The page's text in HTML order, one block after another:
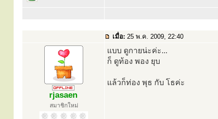
เมื่อ: 25 พ.ค. 2009, 22:40
rjasaen
สมาชิกใหม่
แบบ ดูกายน่ะค่ะ...
ก็ ดูท้อง พอง ยุบ
แล้วก็ท่อง พุธ กับ โธค่ะ